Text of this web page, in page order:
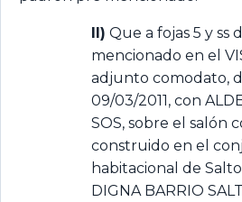
II) Que a fojas 5 y ss
mencionado en el
adjunto comodato,
09/03/2011, con
SOS, sobre el salón
construido en el
habitacional de
DIGNA BARRIO